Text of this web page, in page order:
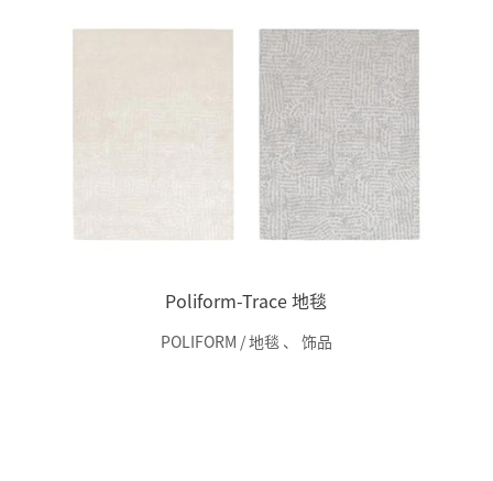
Poliform-Trace 地毯
POLIFORM / 地毯 、 饰品